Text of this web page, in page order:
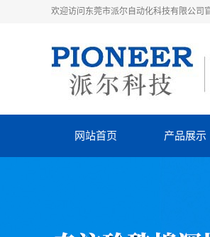
欢迎访问东莞市派尔自动化科技有限公司
网站首页 产品展示